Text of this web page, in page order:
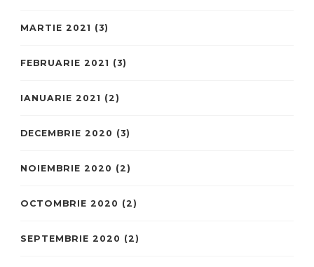
MARTIE 2021 (3)
FEBRUARIE 2021 (3)
IANUARIE 2021 (2)
DECEMBRIE 2020 (3)
NOIEMBRIE 2020 (2)
OCTOMBRIE 2020 (2)
SEPTEMBRIE 2020 (2)